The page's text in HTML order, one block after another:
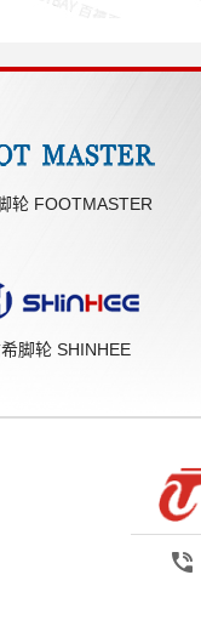
轮 FOOTMASTER
脚轮 SHINHEE
